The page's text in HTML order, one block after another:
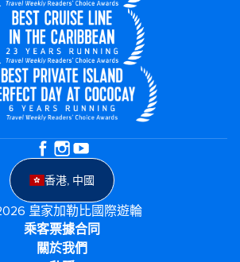
香港, 中國
皇家加勒比國際遊輪
乘客票據合同
關於我們